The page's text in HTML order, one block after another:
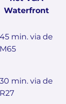
Waterfront
45 min. via de
M65
30 min. via de
R27